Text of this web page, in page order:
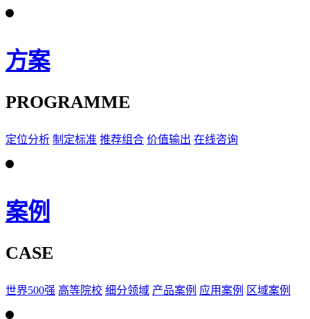
方案
PROGRAMME
定位分析 制定标准 推荐组合 价值输出 在线咨询
案例
CASE
世界500强 高等院校 细分领域 产品案例 应用案例 区域案例